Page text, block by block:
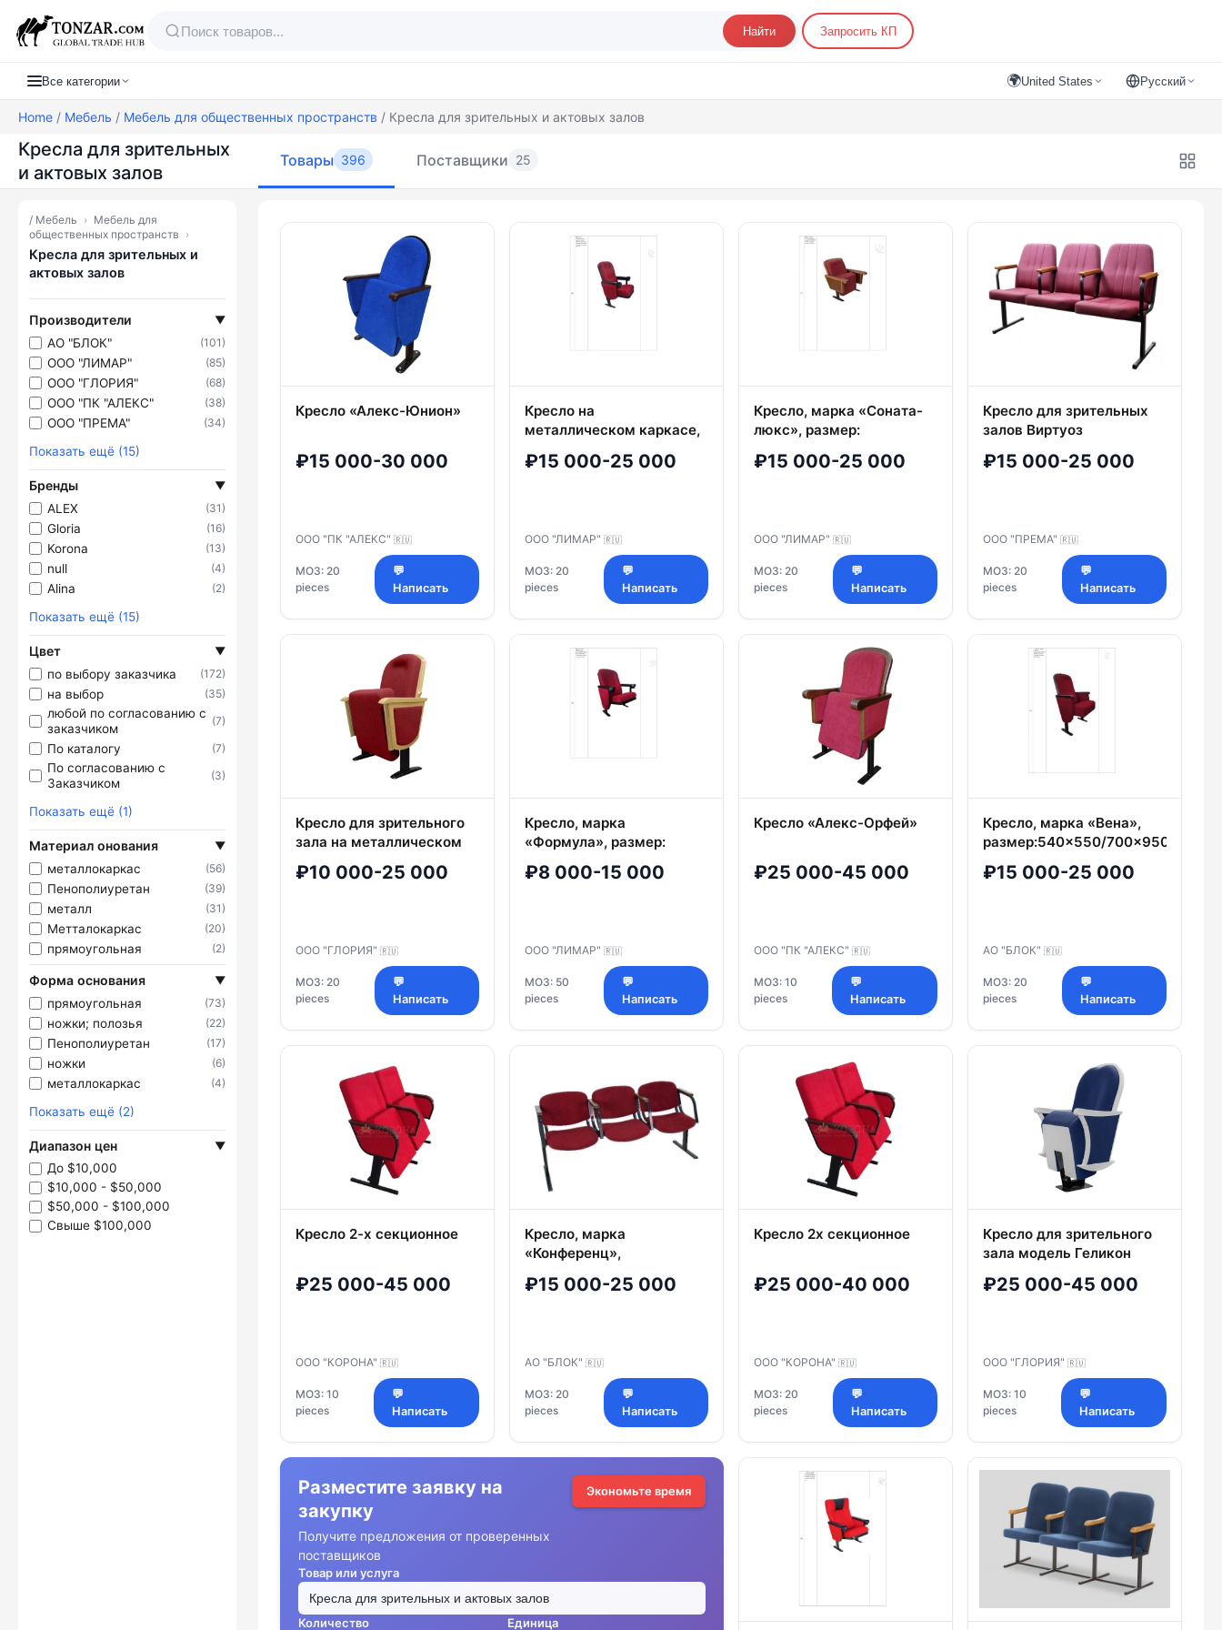
Найти Запросить КП
Все категории 🌍United States Русский
Home / Мебель / Мебель для общественных пространств / Кресла для зрительных и актовых залов
Кресла для зрительных
и актовых залов
Товары 396 Поставщики 25
/ Мебель › Мебель для
общественных пространств ›
Кресла для зрительных и
актовых залов
Производители ▼
АО "БЛОК" (101)
ООО "ЛИМАР" (85)
ООО "ГЛОРИЯ" (68)
ООО "ПК "АЛЕКС" (38)
ООО "ПРЕМА" (34)
Показать ещё (15)
Бренды ▼
ALEX (31)
Gloria (16)
Korona (13)
null (4)
Alina (2)
Показать ещё (15)
Цвет ▼
по выбору заказчика (172)
на выбор (35)
любой по согласованию с
заказчиком
(7)
По каталогу (7)
По согласованию с
Заказчиком
(3)
Показать ещё (1)
Материал онования ▼
металлокаркас (56)
Пенополиуретан (39)
металл (31)
Метталокаркас (20)
прямоугольная (2)
Форма основания ▼
прямоугольная (73)
ножки; полозья (22)
Пенополиуретан (17)
ножки (6)
металлокаркас (4)
Показать ещё (2)
Диапазон цен ▼
До $10,000
$10,000 - $50,000
$50,000 - $100,000
Свыше $100,000
Товары — Кресла для зрительных и актовых залов
Кресло «Алекс-Юнион»
₽15 000-30 000
ООО "ПК "АЛЕКС" 🇷🇺
МОЗ: 20
pieces
💬
Написать
Кресло на
металлическом каркасе,
540х640/720х1000,
₽15 000-25 000
ООО "ЛИМАР" 🇷🇺
МОЗ: 20
pieces
💬
Написать
Кресло, марка «Соната-
люкс», размер:
толщина подушки
₽15 000-25 000
ООО "ЛИМАР" 🇷🇺
МОЗ: 20
pieces
💬
Написать
Кресло для зрительных
залов Виртуоз
₽15 000-25 000
ООО "ПРЕМА" 🇷🇺
МОЗ: 20
pieces
💬
Написать
Кресло для зрительного
зала на металлическом
₽10 000-25 000
ООО "ГЛОРИЯ" 🇷🇺
МОЗ: 20
pieces
💬
Написать
Кресло, марка
«Формула», размер:
(Ш*Г*В), толщина
₽8 000-15 000
ООО "ЛИМАР" 🇷🇺
МОЗ: 50
pieces
💬
Написать
Кресло «Алекс-Орфей»
₽25 000-45 000
ООО "ПК "АЛЕКС" 🇷🇺
МОЗ: 10
pieces
💬
Написать
Кресло, марка «Вена»,
размер:540×550/700×950,
сиденья 120-140 мм
₽15 000-25 000
АО "БЛОК" 🇷🇺
МОЗ: 20
pieces
💬
Написать
Кресло 2-х секционное
₽25 000-45 000
ООО "КОРОНА" 🇷🇺
МОЗ: 10
pieces
💬
Написать
Кресло, марка
«Конференц»,
(Ш*Г*В), толщина
₽15 000-25 000
АО "БЛОК" 🇷🇺
МОЗ: 20
pieces
💬
Написать
Кресло 2х секционное
₽25 000-40 000
ООО "КОРОНА" 🇷🇺
МОЗ: 20
pieces
💬
Написать
Кресло для зрительного
зала модель Геликон
₽25 000-45 000
ООО "ГЛОРИЯ" 🇷🇺
МОЗ: 10
pieces
💬
Написать
Разместите заявку на
закупку
Получите предложения от проверенных
поставщиков
Экономьте время
Товар или услуга
Количество Единица